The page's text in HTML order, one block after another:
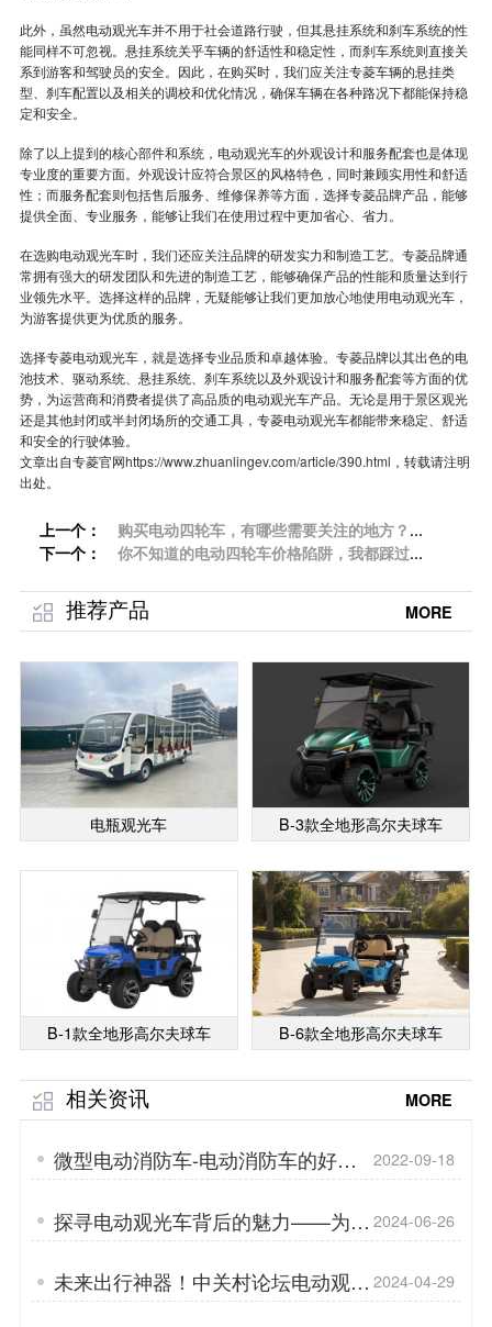
此外，虽然电动观光车并不用于社会道路行驶，但其悬挂系统和刹车系统的性
能同样不可忽视。悬挂系统关乎车辆的舒适性和稳定性，而刹车系统则直接关
系到游客和驾驶员的安全。因此，在购买时，我们应关注专菱车辆的悬挂类
型、刹车配置以及相关的调校和优化情况，确保车辆在各种路况下都能保持稳
定和安全。
除了以上提到的核心部件和系统，电动观光车的外观设计和服务配套也是体现
专业度的重要方面。外观设计应符合景区的风格特色，同时兼顾实用性和舒适
性；而服务配套则包括售后服务、维修保养等方面，选择专菱品牌产品，能够
提供全面、专业服务，能够让我们在使用过程中更加省心、省力。
在选购电动观光车时，我们还应关注品牌的研发实力和制造工艺。专菱品牌通
常拥有强大的研发团队和先进的制造工艺，能够确保产品的性能和质量达到行
业领先水平。选择这样的品牌，无疑能够让我们更加放心地使用电动观光车，
为游客提供更为优质的服务。
选择专菱电动观光车，就是选择专业品质和卓越体验。专菱品牌以其出色的电
池技术、驱动系统、悬挂系统、刹车系统以及外观设计和服务配套等方面的优
势，为运营商和消费者提供了高品质的电动观光车产品。无论是用于景区观光
还是其他封闭或半封闭场所的交通工具，专菱电动观光车都能带来稳定、舒适
和安全的行驶体验。
文章出自专菱官网https://www.zhuanlingev.com/article/390.html ，转载请注明
出处。
上一个：
购买电动四轮车，有哪些需要关注的地方？
——全天候咨询
下一个：
你不知道的电动四轮车价格陷阱，我都踩过
推荐产品 MORE
电瓶观光车 B-3款全地形高尔夫球车
B-1款全地形高尔夫球车 B-6款全地形高尔夫球车
相关资讯 MORE
微型电动消防车-电动消防车的好处
「专菱」
2022-09-18
探寻电动观光车背后的魅力——为何
我们的产品如此受欢迎「专菱」
2024-06-26
未来出行神器！中关村论坛电动观光
车新科技大揭秘「专菱」
2024-04-29